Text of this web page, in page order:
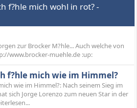
f?hle mich wohl in rot? -
zur Brocker M?hle... Auch welche von
www.brocker-muehle.de :up:
f?hle mich wie im Himmel?
wie im Himmel?: Nach seinem Sieg im
sich Jorge Lorenzo zum neuen Star in der